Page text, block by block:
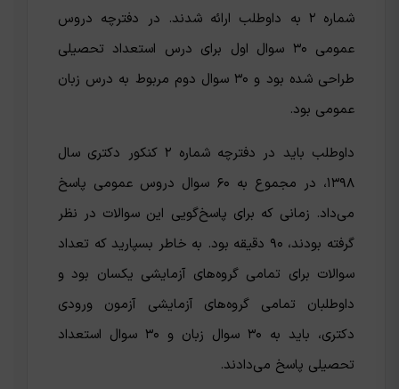
شماره ۲ به داوطلب ارائه شدند. در دفترچه دروس
عمومی ۳۰ سوال اول برای درس استعداد تحصیلی
طراحی شده بود و ۳۰ سوال دوم مربوط به درس زبان
عمومی بود.
داوطلب باید در دفترچه شماره ۲ کنکور دکتری سال
۱۳۹۸، در مجموع به ۶۰ سوال دروس عمومی پاسخ
می‌داد. زمانی که برای پاسخ‌گویی این سوالات در نظر
گرفته بودند، ۹۰ دقیقه بود. به خاطر بسپارید که تعداد
سوالات برای تمامی گروه‌های آزمایشی یکسان بود و
داوطلبان تمامی گروه‌های آزمایشی آزمون ورودی
دکتری، باید به ۳۰ سوال زبان و ۳۰ سوال استعداد
تحصیلی پاسخ می‌دادند.